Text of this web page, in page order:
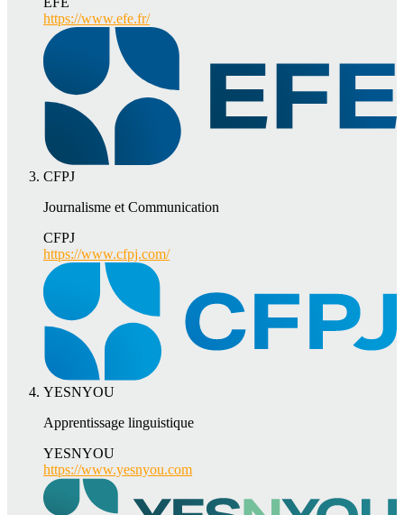
https://www.efe.fr/
CFPJ
Journalisme et Communication
CFPJ
https://www.cfpj.com/
YESNYOU
Apprentissage linguistique
YESNYOU
https://www.yesnyou.com